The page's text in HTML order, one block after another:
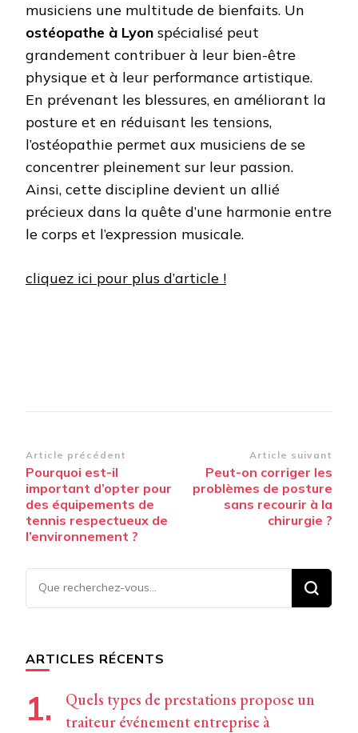
musiciens une multitude de bienfaits. Un
ostéopathe à Lyon spécialisé peut
grandement contribuer à leur bien-être
physique et à leur performance artistique.
En prévenant les blessures, en améliorant la
posture et en réduisant les tensions,
l’ostéopathie permet aux musiciens de se
concentrer pleinement sur leur passion.
Ainsi, cette discipline devient un allié
précieux dans la quête d’une harmonie entre
le corps et l’expression musicale.
cliquez ici pour plus d’article !
Navigation
d’article
Article précédent
Pourquoi est-il
important d’opter pour
des équipements de
tennis respectueux de
l’environnement ?
Article suivant
Peut-on corriger les
problèmes de posture
sans recourir à la
chirurgie ?
Vous
recherchiez
ARTICLES RÉCENTS
Quels types de prestations propose un
traiteur événement entreprise à